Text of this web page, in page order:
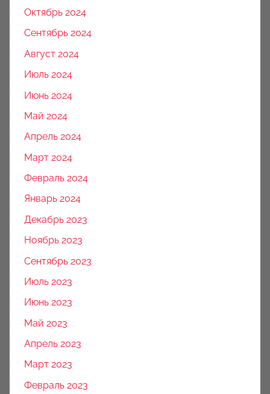
Октябрь 2024
Сентябрь 2024
Август 2024
Июль 2024
Июнь 2024
Май 2024
Апрель 2024
Март 2024
Февраль 2024
Январь 2024
Декабрь 2023
Ноябрь 2023
Сентябрь 2023
Июль 2023
Июнь 2023
Май 2023
Апрель 2023
Март 2023
Февраль 2023